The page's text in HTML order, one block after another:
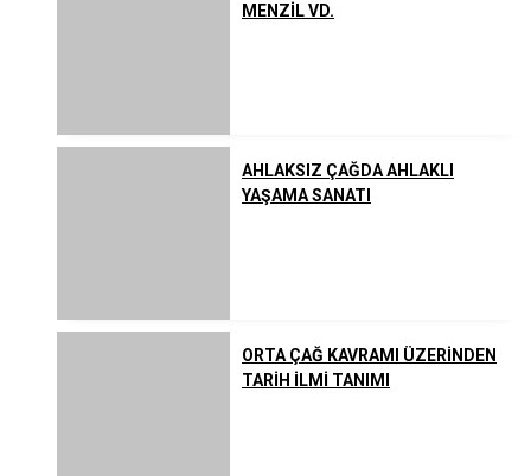
MENZİL VD.
AHLAKSIZ ÇAĞDA AHLAKLI
YAŞAMA SANATI
ORTA ÇAĞ KAVRAMI ÜZERİNDEN
TARİH İLMİ TANIMI